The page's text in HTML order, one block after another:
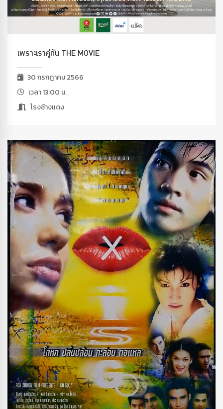
เพราะเราคู่กัน THE MOVIE
30 กรกฎาคม 2566
เวลา 13:00 น.
โรงช้างแดง